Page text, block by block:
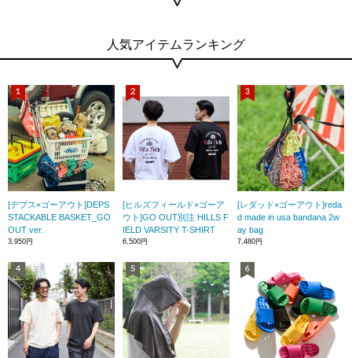
人気アイテムランキング
[デプス×ゴーアウト]DEPS
STACKABLE BASKET_GO
OUT ver.
3,950円
[ヒルズフィールド×ゴーア
ウト]GO OUT別注 HILLS F
IELD VARSITY T-SHIRT
6,500円
[レダッド×ゴーアウト]reda
d made in usa bandana 2w
ay bag
7,480円